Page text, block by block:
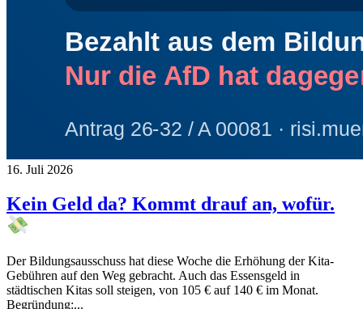
16. Juli 2026
Kein Geld da? Kommt drauf an, wofür.
Der Bildungsausschuss hat diese Woche die Erhöhung der Kita-
Gebühren auf den Weg gebracht. Auch das Essensgeld in
städtischen Kitas soll steigen, von 105 € auf 140 € im Monat.
Begründung:...